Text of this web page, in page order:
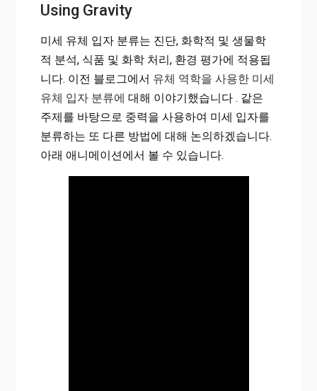
Using Gravity
미세 유체 입자 분류는 진단, 화학적 및 생물학
적 분석, 식품 및 화학 처리, 환경 평가에 적용됩
니다. 이전 블로그에서 유체 역학을 사용한 미세
유체 입자 분류에 대해 이야기했습니다 . 같은
주제를 바탕으로 중력을 사용하여 미세 입자를
분류하는 또 다른 방법에 대해 논의하겠습니다.
아래 애니메이션에서 볼 수 있습니다.